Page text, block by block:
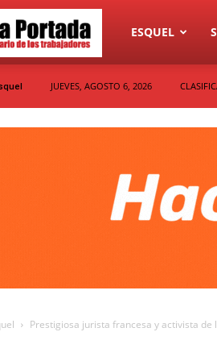
Diario
La
ESQUEL
JUEVES, AGOSTO 6, 2026
Prestigiosa jurista francesa y activista